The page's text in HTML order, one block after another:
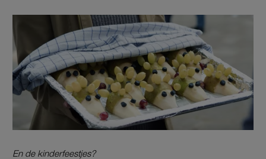
En de kinderfeestjes?